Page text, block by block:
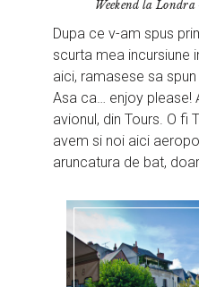
Weekend la
Dupa ce v-am spus
scurta mea incursiune
aici, ramasese sa
Asa ca… enjoy please!
avionul, din Tours. O fi
avem si noi aici
aruncatura de bat,